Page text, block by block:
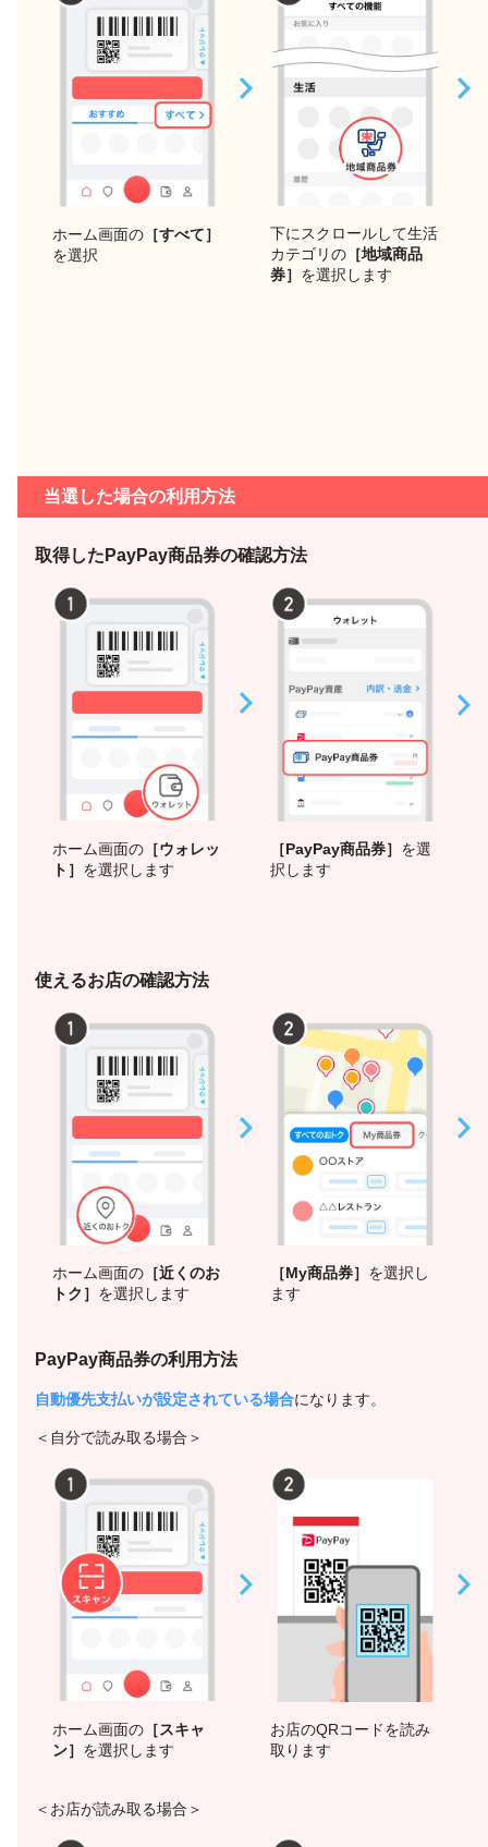
ホーム画面の ［すべて］
を選択
下にスクロールして生活
カテゴリの ［地域商品
券］ を選択します
当選した場合の利用方法
取得したPayPay商品券の確認方法
ホーム画面の ［ウォレッ
ト］ を選択します
［PayPay商品券］ を選
択します
使えるお店の確認方法
ホーム画面の ［近くのお
トク］ を選択します
［My商品券］ を選択し
ます
PayPay商品券の利用方法
自動優先支払いが設定されている場合になります。
＜自分で読み取る場合＞
ホーム画面の ［スキャ
ン］ を選択します
お店のQRコードを読み
取ります
＜お店が読み取る場合＞